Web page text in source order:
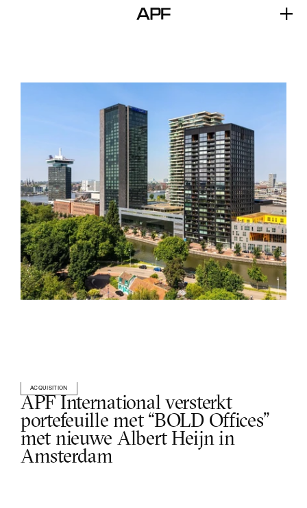
ACQUISITION
APF International versterkt
portefeuille met “BOLD Offices”
met nieuwe Albert Heijn in
Amsterdam